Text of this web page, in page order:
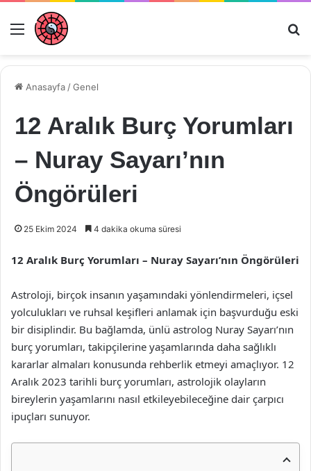
Menü
Anasayfa /Genel
12 Aralık Burç Yorumları
– Nuray Sayarı’nın
Öngörüleri
25 Ekim 2024 4 dakika okuma süresi
12 Aralık Burç Yorumları – Nuray Sayarı’nın Öngörüleri
Astroloji, birçok insanın yaşamındaki yönlendirmeleri, içsel
yolculukları ve ruhsal keşifleri anlamak için başvurduğu eski
bir disiplindir. Bu bağlamda, ünlü astrolog Nuray Sayarı’nın
burç yorumları, takipçilerine yaşamlarında daha sağlıklı
kararlar almaları konusunda rehberlik etmeyi amaçlıyor. 12
Aralık 2023 tarihli burç yorumları, astrolojik olayların
bireylerin yaşamlarını nasıl etkileyebileceğine dair çarpıcı
ipuçları sunuyor.